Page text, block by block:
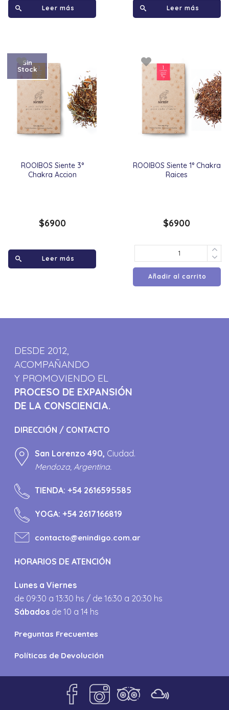
Leer más Leer más
ROOIBOS Siente 3°
Chakra Accion
Sin
Stock
$6900
Leer más
ROOIBOS Siente 1° Chakra
Raices
$6900
Añadir al carrito
DESDE 2012,
ACOMPAÑANDO
Y PROMOVIENDO EL
PROCESO DE EXPANSIÓN
DE LA CONSCIENCIA.
DIRECCIÓN / CONTACTO
San Lorenzo 490, Ciudad.
Mendoza, Argentina.
TIENDA:+54 2616595585
YOGA:+54 2617166819
contacto@enindigo.com.ar
HORARIOS DE ATENCIÓN
Lunes a Viernes
de 09:30 a 13:30 hs / de 16:30 a 20:30 hs
Sábados de 10 a 14 hs
Preguntas Frecuentes
Políticas de Devolución